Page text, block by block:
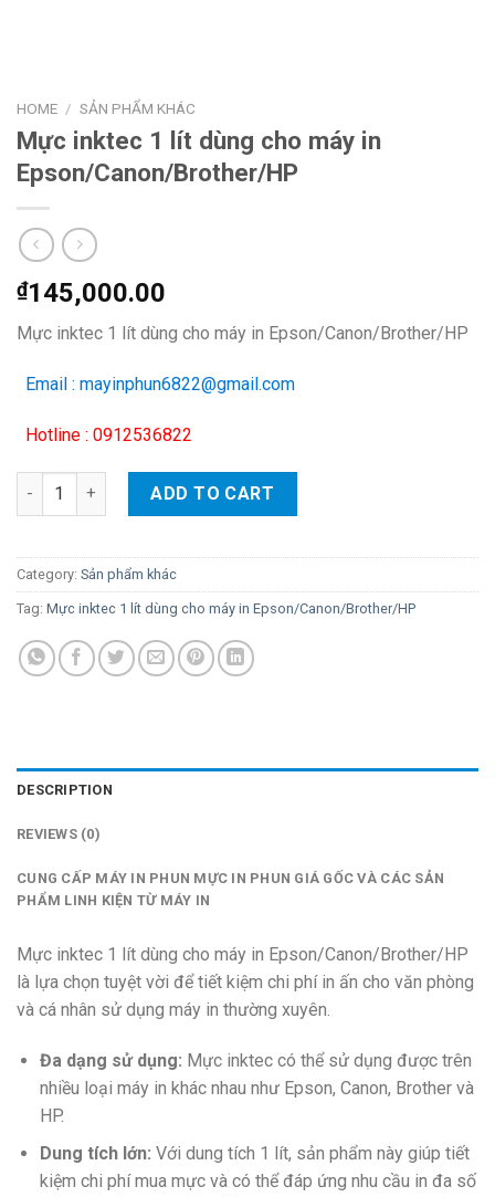
HOME / SẢN PHẨM KHÁC
Mực inktec 1 lít dùng cho máy in
Epson/Canon/Brother/HP
₫145,000.00
Mực inktec 1 lít dùng cho máy in Epson/Canon/Brother/HP
Email : mayinphun6822@gmail.com
Hotline : 0912536822
Mực inktec 1 lít dùng cho máy in Epson/Canon/Brother/HP
ADD TO CART
Category: Sản phẩm khác
Tag: Mực inktec 1 lít dùng cho máy in Epson/Canon/Brother/HP
DESCRIPTION
REVIEWS (0)
CUNG CẤP MÁY IN PHUN MỰC IN PHUN GIÁ GỐC VÀ CÁC SẢN
PHẨM LINH KIỆN TỪ MÁY IN
Mực inktec 1 lít dùng cho máy in Epson/Canon/Brother/HP
là lựa chọn tuyệt vời để tiết kiệm chi phí in ấn cho văn phòng
và cá nhân sử dụng máy in thường xuyên.
Đa dạng sử dụng: Mực inktec có thể sử dụng được trên
nhiều loại máy in khác nhau như Epson, Canon, Brother và
HP.
Dung tích lớn: Với dung tích 1 lít, sản phẩm này giúp tiết
kiệm chi phí mua mực và có thể đáp ứng nhu cầu in đa số